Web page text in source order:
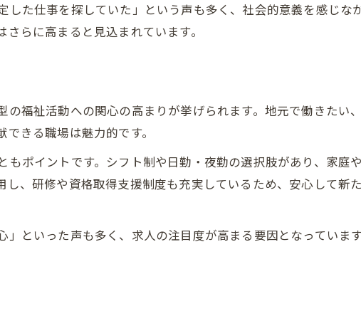
を活かせる介護 求人の探し方
求人でブランク克服を目指す
やすい介護 求人の見極めポイント
求人で注目すべき職場環境とは
やすさ重視の介護 求人比較法
求人で快適な職場を選ぶ秘訣
援が充実した介護求人の魅力
得支援がある介護 求人のメリット
た仕事を探していた」という声も多く、社会的意義を感じな
らに高まると見込まれています。
福祉活動への関心の高まりが挙げられます。地元で働きたい
きる職場は魅力的です。
ポイントです。シフト制や日勤・夜勤の選択肢があり、家庭
、研修や資格取得支援制度も充実しているため、安心して新
といった声も多く、求人の注目度が高まる要因となっていま